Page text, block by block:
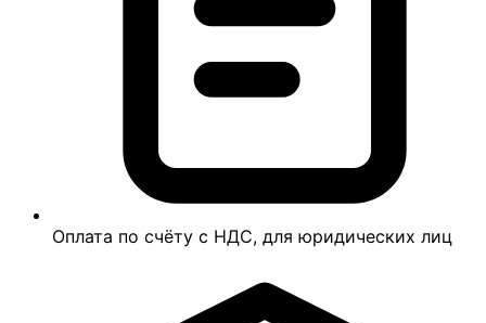
Оплата по счёту с НДС, для юридических лиц